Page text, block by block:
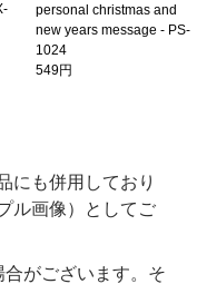
personal christmas and
new years message - PS-
1024
549円
にも併用しており
ル画像）としてご
がございます。そ